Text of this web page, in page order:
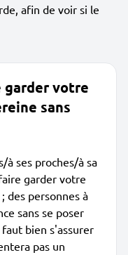
afin de voir si le
garder votre
sans
à ses proches/à sa
garder votre
des personnes à
sans se poser
bien s'assurer
pas un